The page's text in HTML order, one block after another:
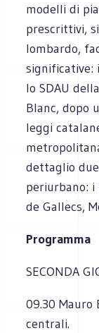
modelli di
prescrittivi,
lombardo,
significative:
lo SDAU
Blanc, dopo
leggi
dettaglio
periurbano:
de Gallecs,
Programma
SECONDA
09.30 Mauro
centrali.